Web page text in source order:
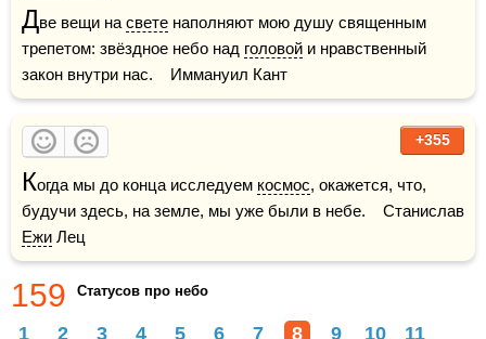
Две вещи на свете наполняют мою душу священным
трепетом: звёздное небо над головой и нравственный
закон внутри нас.    Иммануил Кант
+355
Когда мы до конца исследуем космос, окажется, что,
Ежи Лец
159 Статусов про небо
1 2 3 4 5 6 7 8 9 10 11